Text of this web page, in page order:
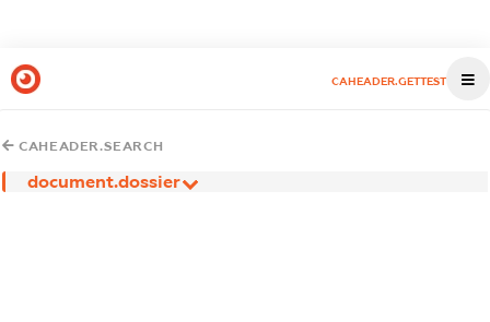
CAHEADER.GETTEST
CAHEADER.SEARCH
document.dossier